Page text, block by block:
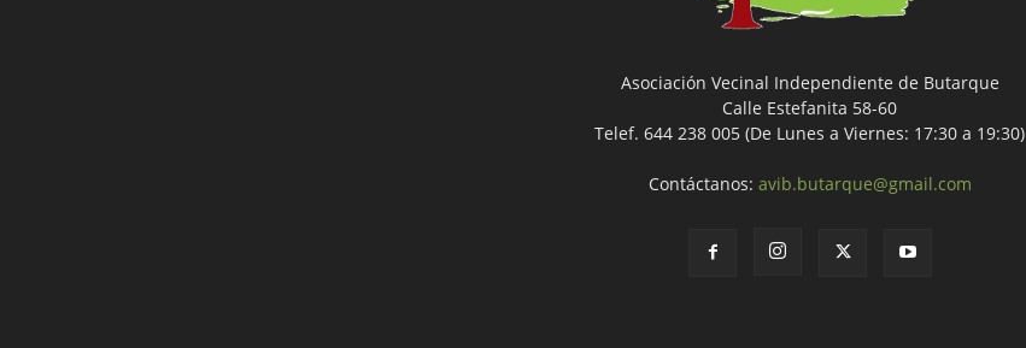
Asociación Vecinal Independiente de Butarque
Calle Estefanita 58-60
Telef. 644 238 005 (De Lunes a Viernes: 17:30 a 19:30)
Contáctanos: avib.butarque@gmail.com